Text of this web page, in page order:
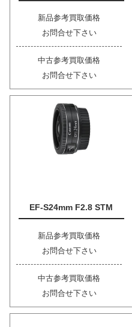
新品参考買取価格
お問合せ下さい
中古参考買取価格
お問合せ下さい
EF-S24mm F2.8 STM
新品参考買取価格
お問合せ下さい
中古参考買取価格
お問合せ下さい